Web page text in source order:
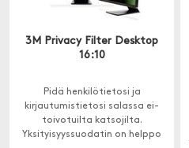
3M Privacy Filter Desktop
16:10
Pidä henkilötietosi ja
kirjautumistietosi salassa ei-
toivotuilta katsojilta.
Yksityisyyssuodatin on helppo